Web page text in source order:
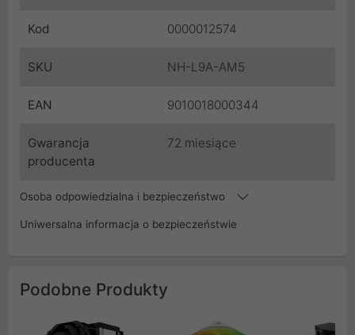
Kod 0000012574
SKU NH-L9A-AM5
EAN 9010018000344
Gwarancja
producenta
72 miesiące
Osoba odpowiedzialna i bezpieczeństwo
Uniwersalna informacja o bezpieczeństwie
Podobne Produkty